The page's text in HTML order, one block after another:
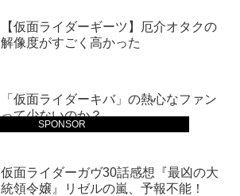
SPONSOR
【仮面ライダーギーツ】厄介オタクの
解像度がすごく高かった
「仮面ライダーキバ」の熱心なファン
って少ないのか？
仮面ライダーガヴ30話感想『最凶の大
統領令嬢』リゼルの嵐、予報不能！